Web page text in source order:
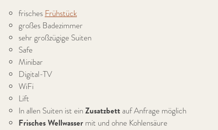
frischesFrühstück
großes Badezimmer
sehr großzügige Suiten
Safe
Minibar
Digital-TV
WiFi
Lift
In allen Suiten ist einZusatzbettauf Anfrage möglich
Frisches Wellwassermit und ohne Kohlensäure